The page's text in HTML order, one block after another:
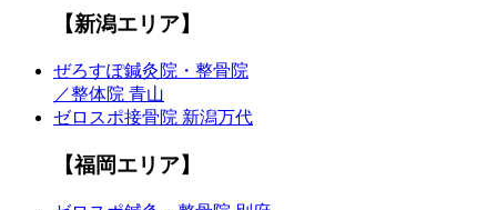
【新潟エリア】
ぜろすぽ鍼灸院・整骨院
／整体院 青山
ゼロスポ接骨院 新潟万代
【福岡エリア】